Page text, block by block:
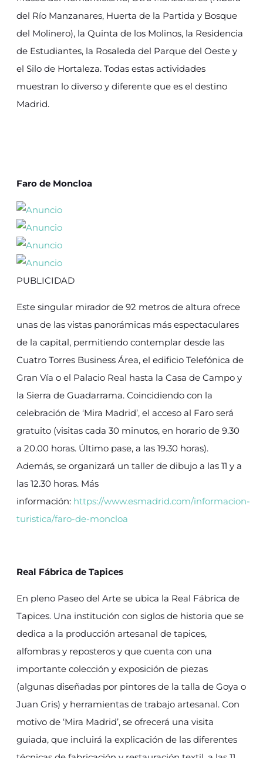
del Río Manzanares, Huerta de la Partida y Bosque
del Molinero), la Quinta de los Molinos, la Residencia
de Estudiantes, la Rosaleda del Parque del Oeste y
el Silo de Hortaleza. Todas estas actividades
muestran lo diverso y diferente que es el destino
Madrid.
Faro de Moncloa
PUBLICIDAD
Este singular mirador de 92 metros de altura ofrece
unas de las vistas panorámicas más espectaculares
de la capital, permitiendo contemplar desde las
Cuatro Torres Business Área, el edificio Telefónica de
Gran Vía o el Palacio Real hasta la Casa de Campo y
la Sierra de Guadarrama. Coincidiendo con la
celebración de ‘Mira Madrid’, el acceso al Faro será
gratuito (visitas cada 30 minutos, en horario de 9.30
a 20.00 horas. Último pase, a las 19.30 horas).
Además, se organizará un taller de dibujo a las 11 y a
las 12.30 horas. Más
información: https://www.esmadrid.com/informacion-
turistica/faro-de-moncloa
Real Fábrica de Tapices
En pleno Paseo del Arte se ubica la Real Fábrica de
Tapices. Una institución con siglos de historia que se
dedica a la producción artesanal de tapices,
alfombras y reposteros y que cuenta con una
importante colección y exposición de piezas
(algunas diseñadas por pintores de la talla de Goya o
Juan Gris) y herramientas de trabajo artesanal. Con
motivo de ‘Mira Madrid’, se ofrecerá una visita
guiada, que incluirá la explicación de las diferentes